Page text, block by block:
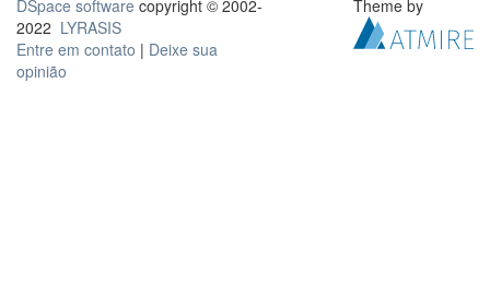
DSpace software copyright © 2002-
2022 LYRASIS
Entre em contato | Deixe sua
opinião
Theme by